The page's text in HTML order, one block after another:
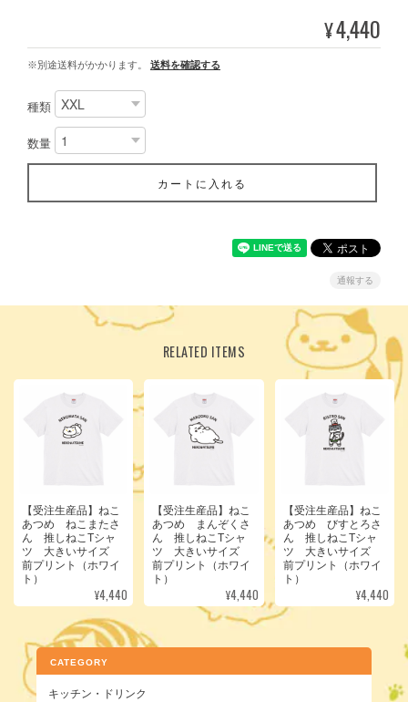
¥4,440
※別途送料がかかります。 送料を確認する
種類
数量
カートに入れる
通報する
RELATED ITEMS
【受注生産品】ねこ
あつめ ねこまたさ
ん 推しねこTシャ
ツ 大きいサイズ
前プリント（ホワイ
ト）
¥4,440
【受注生産品】ねこ
あつめ まんぞくさ
ん 推しねこTシャ
ツ 大きいサイズ
前プリント（ホワイ
ト）
¥4,440
【受注生産品】ねこ
あつめ びすとろさ
ん 推しねこTシャ
ツ 大きいサイズ
前プリント（ホワイ
ト）
¥4,440
CATEGORY
キッチン・ドリンク